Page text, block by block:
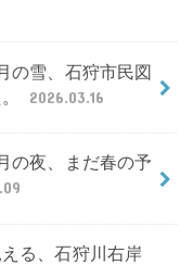
の雪、石狩市民図
2026.03.16
の夜、まだ春の予
る、石狩川右岸